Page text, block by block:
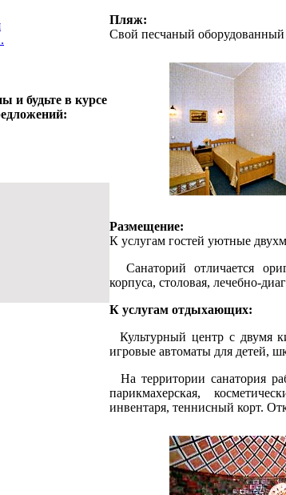
и будьте в курсе
Пляж:
Свой песчаный оборудованный
Размещение:
К услугам гостей уютные
Санаторий отличается
корпуса, столовая, лечебно-
К услугам отдыхающих:
Культурный центр с двумя
игровые автоматы для детей,
На территории санатория
парикмахерская,
инвентаря, теннисный корт.